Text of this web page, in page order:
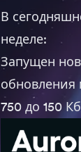
В
неделе:
Запущен
обновления
750 до 150